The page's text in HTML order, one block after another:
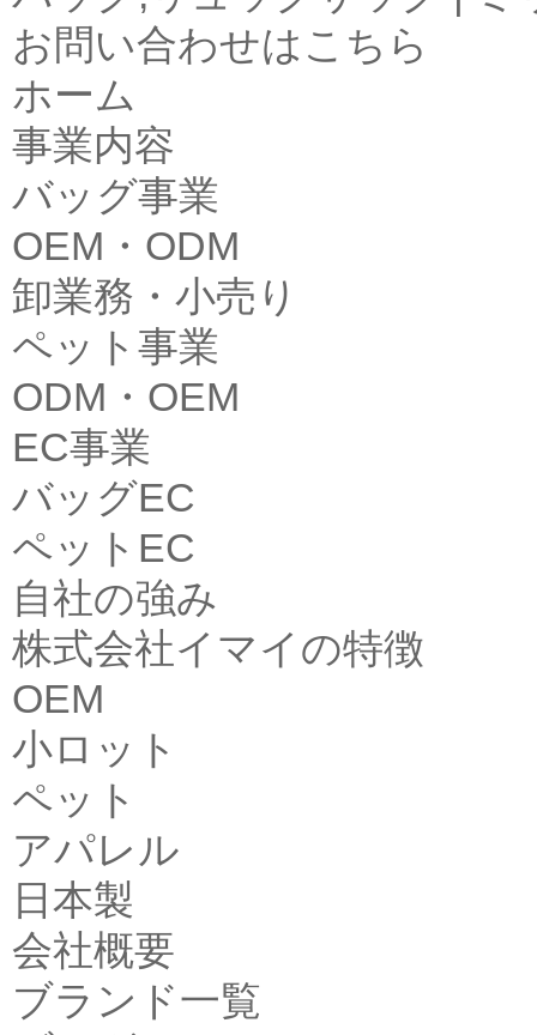
お問い合わせはこちら
ホーム
事業内容
バッグ事業
OEM・ODM
卸業務・小売り
ペット事業
ODM・OEM
EC事業
バッグEC
ペットEC
自社の強み
株式会社イマイの特徴
OEM
小ロット
ペット
アパレル
日本製
会社概要
ブランド一覧